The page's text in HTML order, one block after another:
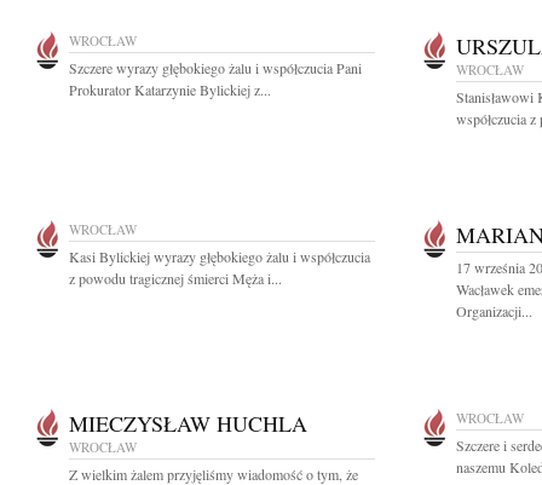
WROCŁAW
Szczere wyrazy głębokiego żalu i współczucia Pani
Prokurator Katarzynie Bylickiej z...
WROCŁAW
Stanisławowi
współczucia
WROCŁAW
Kasi Bylickiej wyrazy głębokiego żalu i współczucia
z powodu tragicznej śmierci Męża i...
17 września
Wacławek
Organizacji...
MIECZYSŁAW HUCHLA
WROCŁAW
Z wielkim żalem przyjęliśmy wiadomość o tym, że
WROCŁAW
Szczere i
naszemu